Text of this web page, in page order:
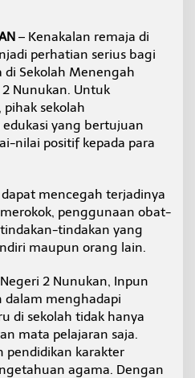
– Kenakalan remaja di
perhatian serius bagi
Sekolah Menengah
2 Nunukan. Untuk
sekolah
yang bertujuan
nilai positif kepada para
mencegah terjadinya
penggunaan obat-
tindakan yang
maupun orang lain.
2 Nunukan, Inpun
dalam menghadapi
di sekolah tidak hanya
mata pelajaran saja.
pendidikan karakter
agama. Dengan